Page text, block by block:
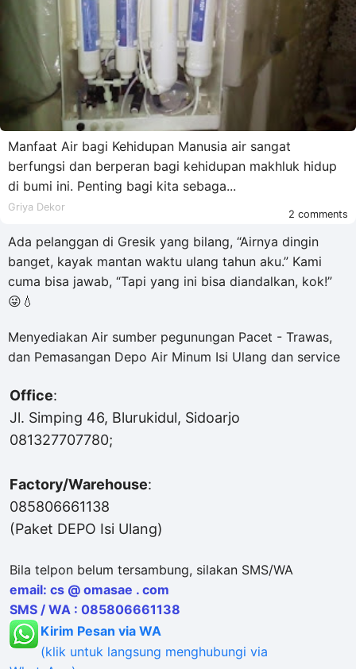
Manfaat Air bagi Kehidupan Manusia air sangat
berfungsi dan berperan bagi kehidupan makhluk hidup
di bumi ini. Penting bagi kita sebaga...
Griya Dekor
2 comments
Ada pelanggan di Gresik yang bilang, “Airnya dingin
banget, kayak mantan waktu ulang tahun aku.” Kami
cuma bisa jawab, “Tapi yang ini bisa diandalkan, kok!”
😜💧
Menyediakan Air sumber pegunungan Pacet - Trawas,
dan Pemasangan Depo Air Minum Isi Ulang dan service
Office:
Jl. Simping 46, Blurukidul, Sidoarjo
081327707780;
Factory/Warehouse:
085806661138
(Paket DEPO Isi Ulang)
Bila telpon belum tersambung, silakan SMS/WA
email: cs @ omasae . com
SMS / WA : 085806661138
Kirim Pesan via WA
(klik untuk langsung menghubungi via